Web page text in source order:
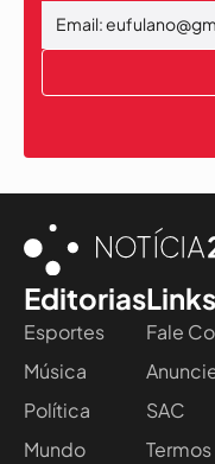
Editorias
Esportes
Música
Política
Mundo
Links
Fale
SAC